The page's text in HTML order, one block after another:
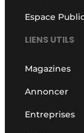
Espace
LIENS UTILS
Magazines
Annoncer
Entreprises